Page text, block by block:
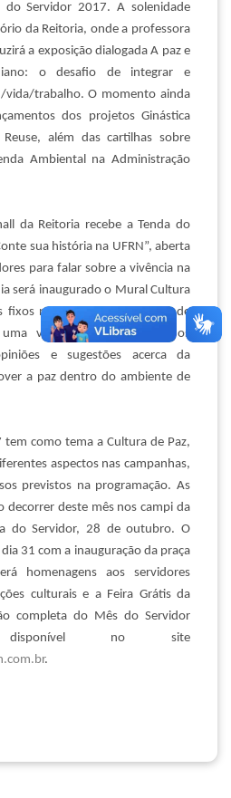
do Servidor 2017. A solenidade
da Reitoria, onde a professora
a exposição dialogadaA paz e
o desafio de integrar e
vida/trabalho. O momento ainda
dos projetos Ginástica
além das cartilhas sobre
Ambiental na Administração
da Reitoria recebe a Tenda do
sua história na UFRN”, aberta
para falar sobre a vivência na
será inaugurado o Mural Cultura
fixos na Reitoria e no Centro de
versão itinerante para os
e sugestões acerca da
a paz dentro do ambiente de
como tema a Cultura de Paz,
aspectos nas campanhas,
previstos na programação. As
decorrer deste mês nos campi da
do Servidor, 28 de outubro. O
31 com a inauguração da praça
homenagens aos servidores
culturais e a Feira Grátis da
completa do Mês do Servidor
no site
.